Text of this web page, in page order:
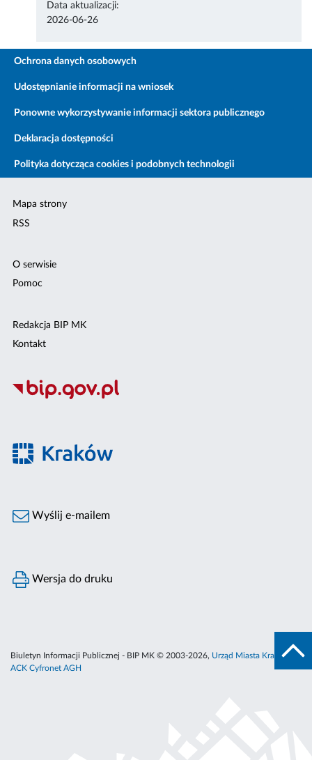
Data aktualizacji:
2026-06-26
Ochrona danych osobowych
Udostępnianie informacji na wniosek
Ponowne wykorzystywanie informacji sektora publicznego
Deklaracja dostępności
Polityka dotycząca cookies i podobnych technologii
Mapa strony
RSS
O serwisie
Pomoc
Redakcja BIP MK
Kontakt
Wyślij e-mailem
Wersja do druku
Biuletyn Informacji Publicznej - BIP MK © 2003-2026, Urząd Miasta Krakowa
ACK Cyfronet AGH